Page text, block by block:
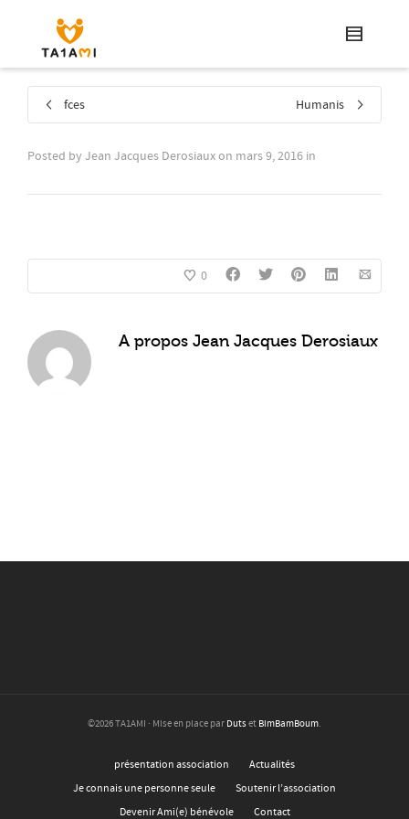
fces Humanis
Posted by Jean Jacques Derosiauxon mars 9, 2016 in
0
A propos Jean Jacques Derosiaux
©2026 TA1AMI · Mise en place par Dutset BimBamBoum.
présentation association
Actualités
Je connais une personne seule
Soutenir l’association
Devenir Ami(e) bénévole
Contact